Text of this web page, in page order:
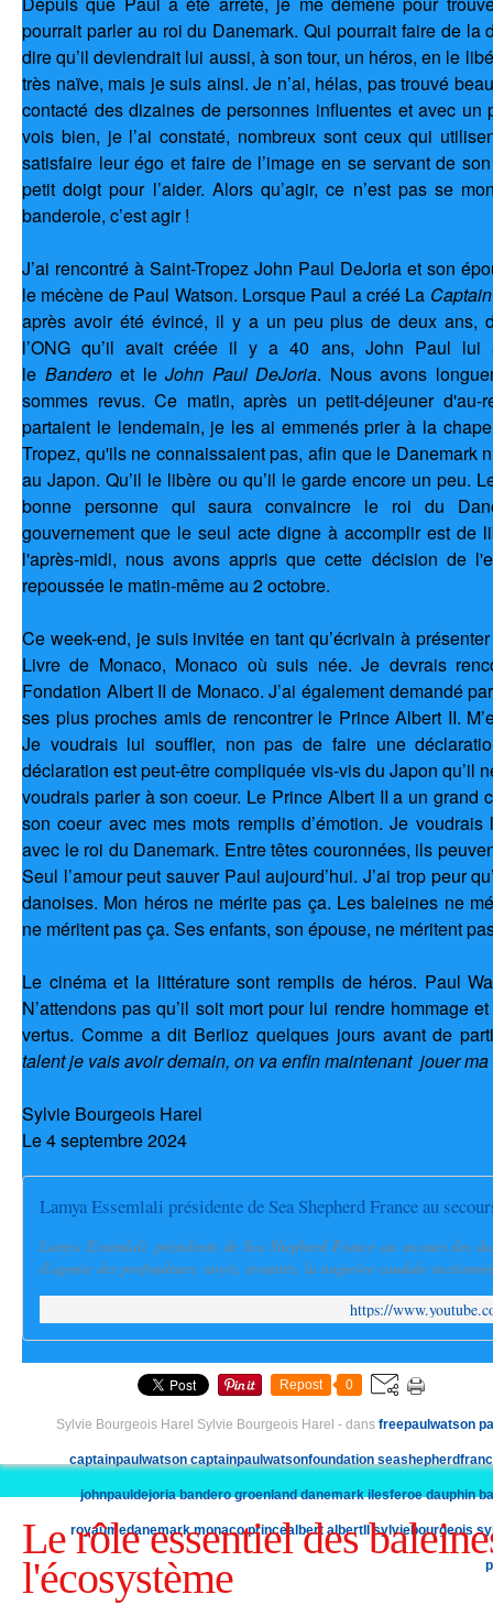
pourrait parler au roi du Danemark. Qui pourrait faire de la
dire qu’il deviendrait lui aussi, à son tour, un héros, en le
très naïve, mais je suis ainsi. Je n’ai, hélas, pas trouvé
contacté des dizaines de personnes influentes et avec un
vois bien, je l’ai constaté, nombreux sont ceux qui
satisfaire leur égo et faire de l’image en se servant de
petit doigt pour l’aider. Alors qu’agir, ce n’est pas se
banderole, c’est agir !
J’ai rencontré à Saint-Tropez John Paul DeJoria et son
le mécène de Paul Watson. Lorsque Paul a créé La
après avoir été évincé, il y a un peu plus de deux ans,
l’ONG qu’il avait créée il y a 40 ans, John Paul lui
le Bandero et le John Paul DeJoria. Nous avons
sommes revus. Ce matin, après un petit-déjeuner d'au-
partaient le lendemain, je les ai emmenés prier à la
Tropez, qu'ils ne connaissaient pas, afin que le Danemark
au Japon. Qu’il le libère ou qu’il le garde encore un peu.
bonne personne qui saura convaincre le roi du
gouvernement que le seul acte digne à accomplir est de
l'après-midi, nous avons appris que cette décision de
repoussée le matin-même au 2 octobre.
Ce week-end, je suis invitée en tant qu’écrivain à
Livre de Monaco, Monaco où suis née. Je devrais
Fondation Albert II de Monaco. J’ai également demandé
ses plus proches amis de rencontrer le Prince Albert II.
Je voudrais lui souffler, non pas de faire une
déclaration est peut-être compliquée vis-vis du Japon qu’il
voudrais parler à son coeur. Le Prince Albert II a un grand
son coeur avec mes mots remplis d’émotion. Je voudrais
avec le roi du Danemark. Entre têtes couronnées, ils
Seul l’amour peut sauver Paul aujourd’hui. J’ai trop peur
danoises. Mon héros ne mérite pas ça. Les baleines ne
ne méritent pas ça. Ses enfants, son épouse, ne méritent
Le cinéma et la littérature sont remplis de héros. Paul
N’attendons pas qu’il soit mort pour lui rendre hommage
vertus. Comme a dit Berlioz quelques jours avant de
talent je vais avoir demain, on va enfin maintenant jouer
Sylvie Bourgeois Harel
Le 4 septembre 2024
Lamya Essemlali présidente de Sea Shepherd France au
Lamya Essemlali, présidente de Sea Shepherd France au secours des
d'agonie des profondeurs, noyés, éventrés, la nageoire caudale
https://
Repost 0
Sylvie Bourgeois Harel Sylvie Bourgeois Harel - dans freepaulwatson
captainpaulwatson captainpaulwatsonfoundation
johnpauldejoria bandero groenland danemark ilesferoe dauphin
royaumedanemark monaco princealbert albertII sylviebourgeois
Le rôle essentiel des
l'écosystème